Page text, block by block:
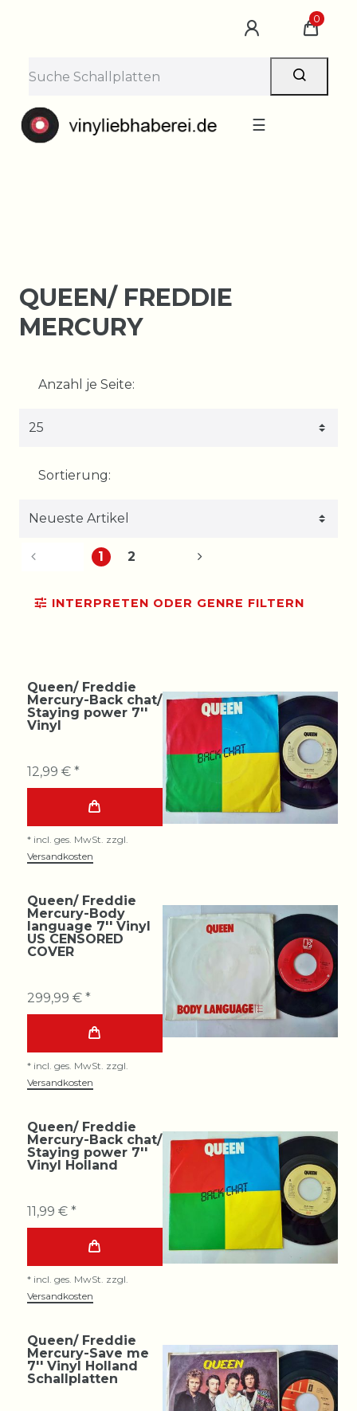
Lieferpause vom 10. bis 29.
Bestellungen nehmen wir gerne entgegen —
der Versand startet wieder ab Montag, 31.
0
☰
QUEEN/ FREDDIE
MERCURY
Anzahl je Seite:
Sortierung:
1 2
INTERPRETEN ODER GENRE FILTERN
Queen/ Freddie
Mercury-Back chat/
Staying power 7''
Vinyl
12,99 € *
* incl. ges. MwSt. zzgl.
Versandkosten
Queen/ Freddie
Mercury-Body
language 7'' Vinyl
US CENSORED
COVER
299,99 € *
* incl. ges. MwSt. zzgl.
Versandkosten
Queen/ Freddie
Mercury-Back chat/
Staying power 7''
Vinyl Holland
11,99 € *
* incl. ges. MwSt. zzgl.
Versandkosten
Queen/ Freddie
Mercury-Save me
7'' Vinyl Holland
Schallplatten